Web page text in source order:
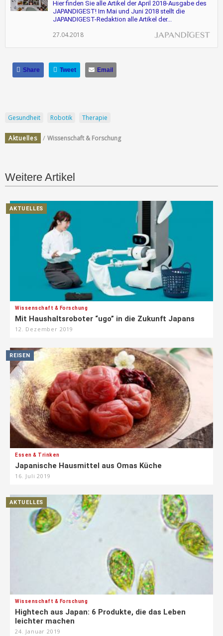
Hier finden Sie alle Artikel der April 2018-Ausgabe des
JAPANDIGEST! Im Mai und Juni 2018 stellt die
JAPANDIGEST-Redaktion alle Artikel der...
27.04.2018
Share Tweet Email
Gesundheit Robotik Therapie
Aktuelles / Wissenschaft & Forschung
Weitere Artikel
AKTUELLES
Wissenschaft & Forschung
Mit Haushaltsroboter “ugo” in die Zukunft Japans
12. Dezember 2019
REISEN
Essen & Trinken
Japanische Hausmittel aus Omas Küche
16. Juli 2019
AKTUELLES
Wissenschaft & Forschung
Hightech aus Japan: 6 Produkte, die das Leben
leichter machen
24. Januar 2019